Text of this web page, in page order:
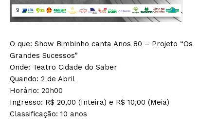
O que: Show Bimbinho canta Anos 80 – Projeto “Os
Grandes Sucessos”
Onde: Teatro Cidade do Saber
Quando: 2 de Abril
Horário: 20h00
Ingresso: R$ 20,00 (Inteira) e R$ 10,00 (Meia)
Classificação: 10 anos